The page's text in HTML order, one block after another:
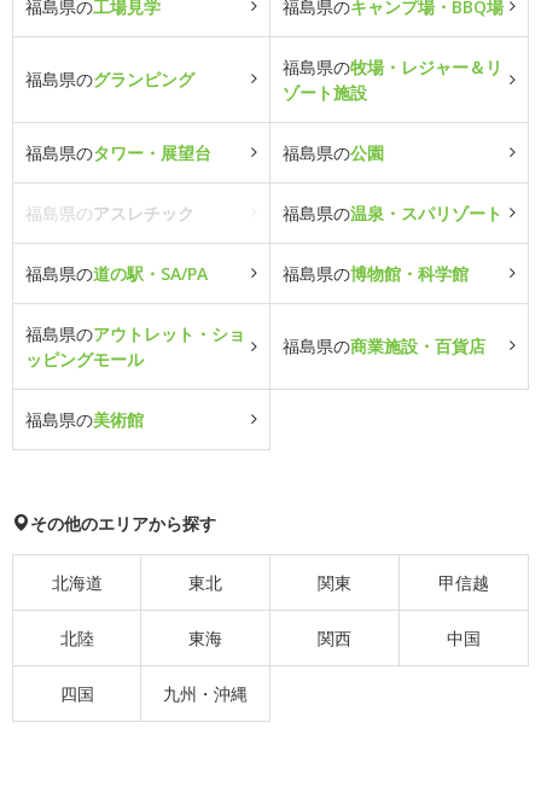
福島県の工場見学 福島県のキャンプ場・BBQ場
福島県のグランピング
福島県の牧場・レジャー＆リ
ゾート施設
福島県のタワー・展望台 福島県の公園
福島県のアスレチック 福島県の温泉・スパリゾート
福島県の道の駅・SA/PA 福島県の博物館・科学館
福島県のアウトレット・ショ
ッピングモール
福島県の商業施設・百貨店
福島県の美術館
その他のエリアから探す
北海道 東北 関東 甲信越
北陸 東海 関西 中国
四国 九州・沖縄